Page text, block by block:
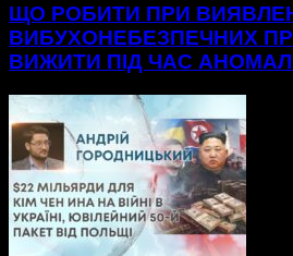
ЩО РОБИТИ ПРИ
ВИБУХОНЕБЕЗПЕЧНИХ
ВИЖИТИ ПІД ЧАС